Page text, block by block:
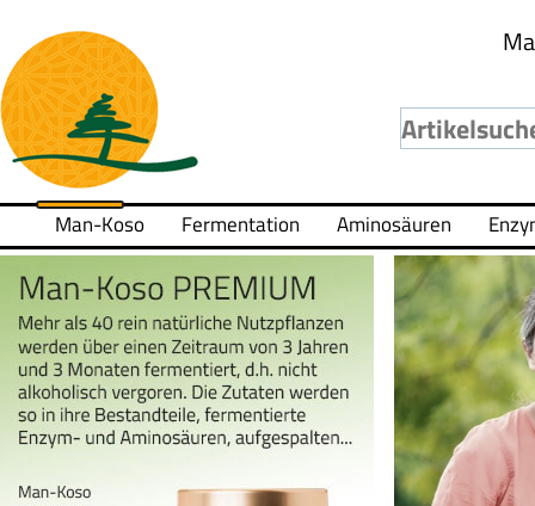
Man-Koso Fermentation Aminosäuren